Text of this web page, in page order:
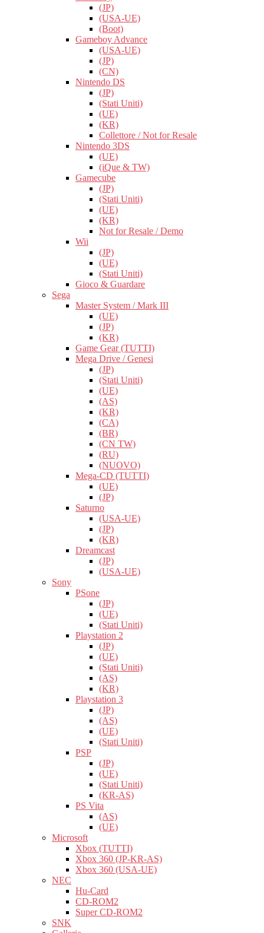
(JP)
(USA-UE)
(Boot)
Gameboy Advance
(USA-UE)
(JP)
(CN)
Nintendo DS
(JP)
(Stati Uniti)
(UE)
(KR)
Collettore / Not for Resale
Nintendo 3DS
(UE)
(iQue & TW)
Gamecube
(JP)
(Stati Uniti)
(UE)
(KR)
Not for Resale / Demo
Wii
(JP)
(UE)
(Stati Uniti)
Gioco & Guardare
Sega
Master System / Mark III
(UE)
(JP)
(KR)
Game Gear (TUTTI)
Mega Drive / Genesi
(JP)
(Stati Uniti)
(UE)
(AS)
(KR)
(CA)
(BR)
(CN TW)
(RU)
(NUOVO)
Mega-CD (TUTTI)
(UE)
(JP)
Saturno
(USA-UE)
(JP)
(KR)
Dreamcast
(JP)
(USA-UE)
Sony
PSone
(JP)
(UE)
(Stati Uniti)
Playstation 2
(JP)
(UE)
(Stati Uniti)
(AS)
(KR)
Playstation 3
(JP)
(AS)
(UE)
(Stati Uniti)
PSP
(JP)
(UE)
(Stati Uniti)
(KR-AS)
PS Vita
(AS)
(UE)
Microsoft
Xbox (TUTTI)
Xbox 360 (JP-KR-AS)
Xbox 360 (USA-UE)
NEC
Hu-Card
CD-ROM2
Super CD-ROM2
SNK